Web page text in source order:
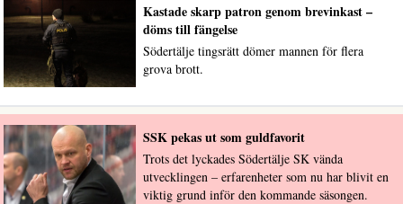
Kastade skarp patron genom brevinkast –
döms till fängelse
Södertälje tingsrätt dömer mannen för flera
grova brott.
SSK pekas ut som guldfavorit
Trots det lyckades Södertälje SK vända
utvecklingen – erfarenheter som nu har blivit en
viktig grund inför den kommande säsongen.